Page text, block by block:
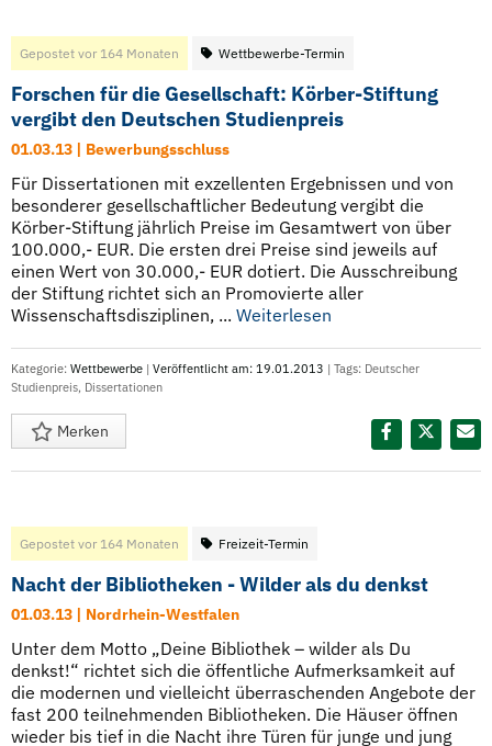
Gepostet vor 164 Monaten Wettbewerbe-Termin
Forschen für die Gesellschaft: Körber-Stiftung
vergibt den Deutschen Studienpreis
01.03.13 | Bewerbungsschluss
Für Dissertationen mit exzellenten Ergebnissen und von
besonderer gesellschaftlicher Bedeutung vergibt die
Körber-Stiftung jährlich Preise im Gesamtwert von über
100.000,- EUR. Die ersten drei Preise sind jeweils auf
einen Wert von 30.000,- EUR dotiert. Die Ausschreibung
der Stiftung richtet sich an Promovierte aller
Wissenschaftsdisziplinen, ... Weiterlesen
Kategorie: Wettbewerbe | Veröffentlicht am: 19.01.2013 | Tags: Deutscher
Studienpreis, Dissertationen
Merken
Gepostet vor 164 Monaten Freizeit-Termin
Nacht der Bibliotheken - Wilder als du denkst
01.03.13 | Nordrhein-Westfalen
Unter dem Motto „Deine Bibliothek – wilder als Du
denkst!“ richtet sich die öffentliche Aufmerksamkeit auf
die modernen und vielleicht überraschenden Angebote der
fast 200 teilnehmenden Bibliotheken. Die Häuser öffnen
wieder bis tief in die Nacht ihre Türen für junge und jung